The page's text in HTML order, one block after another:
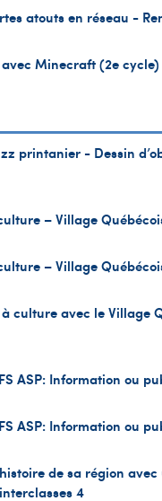
atouts en réseau -
Minecraft (2e
printanier - Dessin
– Village
– Village
culture avec le Village
ASP: Information ou
ASP: Information ou
de sa région
4